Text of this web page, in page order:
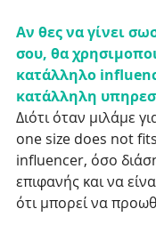
Αν θες να γίνει
σου, θα
κατάλληλο
κατάλληλη
Διότι όταν μιλάμε
one size does not
influencer, όσο
επιφανής και να
ότι μπορεί να